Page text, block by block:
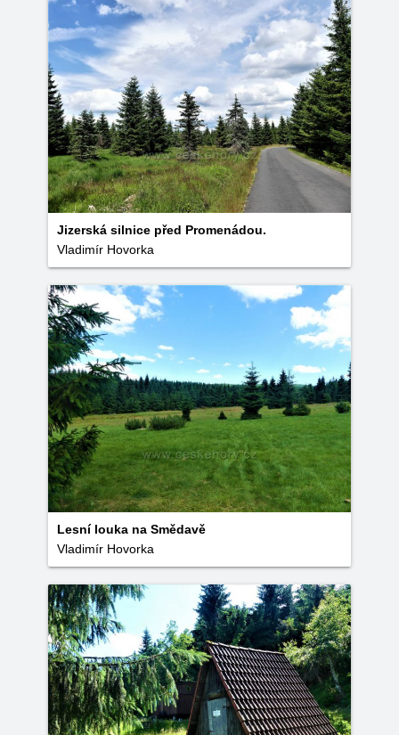
Jizerská silnice před Promenádou.
Vladimír Hovorka
Lesní louka na Smědavě
Vladimír Hovorka